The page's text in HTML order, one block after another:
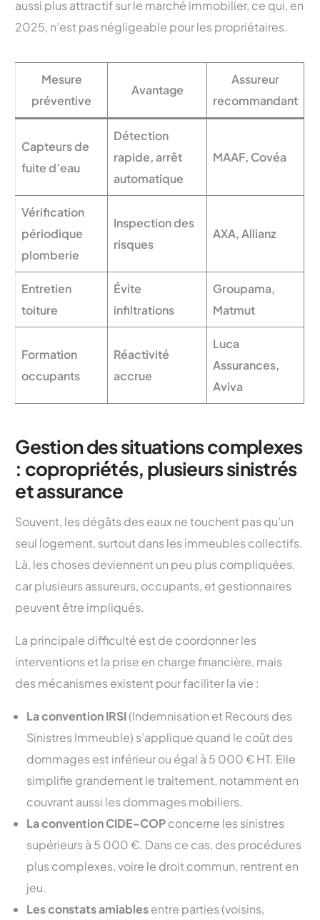
aussi plus attractif sur le marché immobilier, ce qui, en
2025, n’est pas négligeable pour les propriétaires.
Mesure
préventive
Avantage
Assureur
recommandant
Capteurs de
fuite d’eau
Détection
rapide, arrêt
automatique
MAAF, Covéa
Vérification
périodique
plomberie
Inspection des
risques
AXA, Allianz
Entretien
toiture
Évite
infiltrations
Groupama,
Matmut
Formation
occupants
Réactivité
accrue
Luca
Assurances,
Aviva
Gestion des situations complexes
: copropriétés, plusieurs sinistrés
et assurance
Souvent, les dégâts des eaux ne touchent pas qu’un
seul logement, surtout dans les immeubles collectifs.
Là, les choses deviennent un peu plus compliquées,
car plusieurs assureurs, occupants, et gestionnaires
peuvent être impliqués.
La principale difficulté est de coordonner les
interventions et la prise en charge financière, mais
des mécanismes existent pour faciliter la vie :
La convention IRSI(Indemnisation et Recours des
Sinistres Immeuble) s’applique quand le coût des
dommages est inférieur ou égal à 5 000 € HT. Elle
simplifie grandement le traitement, notamment en
couvrant aussi les dommages mobiliers.
La convention CIDE-COPconcerne les sinistres
supérieurs à 5 000 €. Dans ce cas, des procédures
plus complexes, voire le droit commun, rentrent en
jeu.
Les constats amiablesentre parties (voisins,